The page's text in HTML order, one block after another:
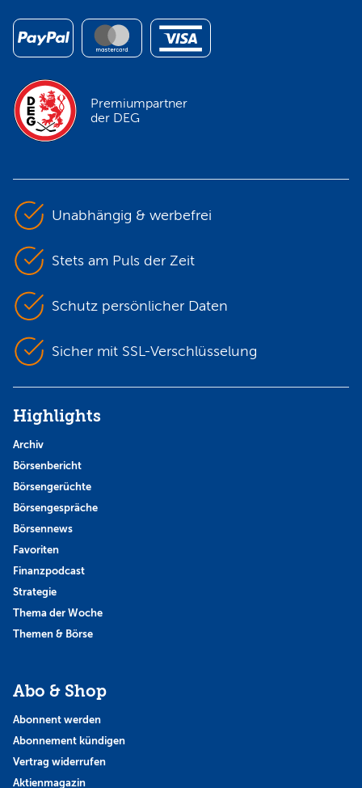
Premiumpartner
der DEG
Unabhängig & werbefrei
Stets am Puls der Zeit
Schutz persönlicher Daten
Sicher mit SSL-Verschlüsselung
Highlights
Archiv
Börsenbericht
Börsengerüchte
Börsengespräche
Börsennews
Favoriten
Finanzpodcast
Strategie
Thema der Woche
Themen & Börse
Abo & Shop
Abonnent werden
Abonnement kündigen
Vertrag widerrufen
Aktienmagazin